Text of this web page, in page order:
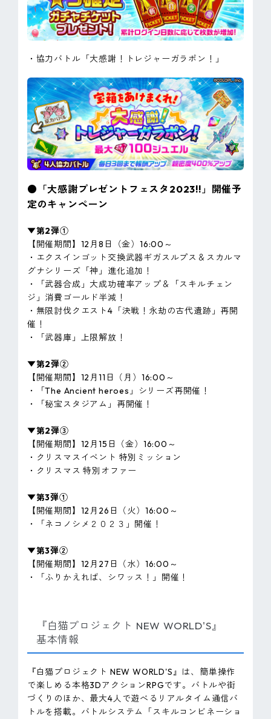
・協力バトル「大感謝！トレジャーガラポン！」
●「大感謝プレゼントフェスタ2023!!」開催予
定のキャンペーン
▼第2弾①
【開催期間】12月8日（金）16:00～
・エクスインゴット交換武器ギガスルプス＆スカルマ
グナシリーズ「神」進化追加！
・「武器合成」大成功確率アップ＆「スキルチェン
ジ」消費ゴールド半減！
・無限討伐クエスト4「決戦！永劫の古代遺跡」再開
催！
・「武器庫」上限解放！
▼第2弾②
【開催期間】12月11日（月）16:00～
・「The Ancient heroes」シリーズ再開催！
・「秘宝スタジアム」再開催！
▼第2弾③
【開催期間】12月15日（金）16:00～
・クリスマスイベント 特別ミッション
・クリスマス 特別オファー
▼第3弾①
【開催期間】12月26日（火）16:00～
・「ネコノシメ２０２３」開催！
▼第3弾②
【開催期間】12月27日（水）16:00～
・「ふりかえれば、シワッス！」開催！
『白猫プロジェクト NEW WORLD'S』
基本情報
『白猫プロジェクト NEW WORLD'S』は、簡単操作
で楽しめる本格3DアクションRPGです。バトルや街
づくりのほか、最大4人で遊べるリアルタイム通信バ
トルを搭載。バトルシステム「スキルコンビネーショ